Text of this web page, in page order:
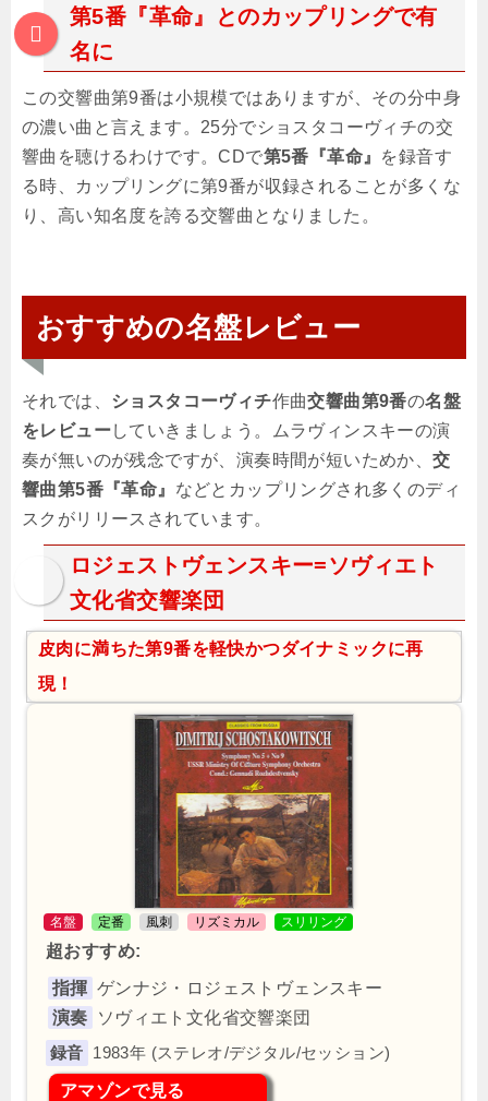
第5番『革命』とのカップリングで有
名に
この交響曲第9番は小規模ではありますが、その分中身
の濃い曲と言えます。25分でショスタコーヴィチの交
響曲を聴けるわけです。CDで第5番『革命』 を録音す
る時、カップリングに第9番が収録されることが多くな
り、高い知名度を誇る交響曲となりました。
おすすめの名盤レビュー
それでは、 ショスタコーヴィチ作曲交響曲第9番の名盤
をレビューしていきましょう。ムラヴィンスキーの演
奏が無いのが残念ですが、演奏時間が短いためか、交
響曲第5番『革命』 などとカップリングされ多くのディ
スクがリリースされています。
ロジェストヴェンスキー=ソヴィエト
文化省交響楽団
皮肉に満ちた第9番を軽快かつダイナミックに再
現！
名盤 定番 風刺 リズミカル スリリング
超おすすめ:
指揮 ゲンナジ・ロジェストヴェンスキー
演奏
ソヴィエト文化省交響楽団
1983年 (ステレオ/デジタル/セッション)
アマゾンで見る